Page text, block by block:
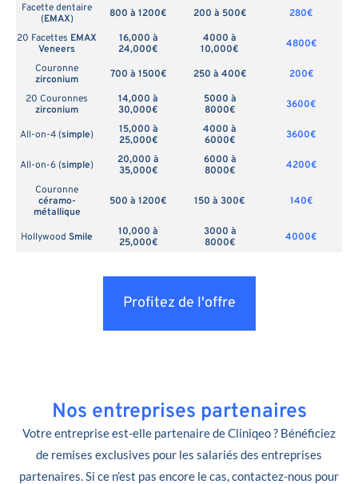
Facette dentaire
(EMAX) 800 à 1200€ 200 à 500€
280€
20 Facettes EMAX
Veneers
16,000 à
24,000€
4000 à
10,000€
4800€
Couronne
zirconium
700 à 1500€ 250 à 400€
200€
20 Couronnes
zirconium
14,000 à
30,000€
5000 à
8000€
3600€
All-on-4 (simple)
15,000 à
25,000€
4000 à
6000€
3600€
All-on-6 (simple)
20,000 à
35,000€
6000 à
8000€
4200€
Couronne
céramo-
métallique
500 à 1200€ 150 à 300€ 140€
Hollywood Smile
10,000 à
25,000€
3000 à
8000€
4000€
Profitez de l'offre
Nos entreprises partenaires
Votre entreprise est-elle partenaire de Cliniqeo ? Bénéficiez
de remises exclusives pour les salariés des entreprises
partenaires. Si ce n’est pas encore le cas, contactez-nous pour